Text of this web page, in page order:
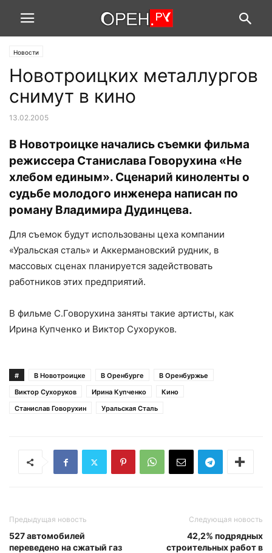
Новости
Новотроицких металлургов
снимут в кино
13.02.2005
В Новотроицке начались съемки фильма
режиссера Станислава Говорухина «Не
хлебом единым». Сценарий киноленты о
судьбе молодого инженера написан по
роману Владимира Дудинцева.
Для съемок будут использованы цеха компании
«Уральская сталь» и Аккермановский рудник, в
массовых сценах планируется задействовать
работников этих предприятий.
В фильме С.Говорухина заняты такие артисты, как
Ирина Купченко и Виктор Сухоруков.
# В Новотроицке В Оренбурге
В Оренбуржье
Виктор Сухоруков
Ирина Купченко
Кино
Станислав Говорухин
Уральская Сталь
Предыдущая новость
527 автомобилей
переведено на сжатый газ
Следующая новость
42,2% подрядных
строительных работ в